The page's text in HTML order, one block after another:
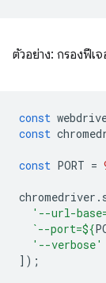
ตัวอย่าง: กรองฟีเ
const
const
const PORT =
chromedriver .
'--url-
`--port=${
'--verbose'
]);